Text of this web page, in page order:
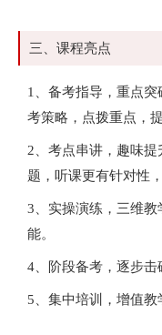
三、课程亮点
1、备考指导，重点
考策略，点拨重点，
2、考点串讲，趣味
题，听课更有针对性
3、实操演练，三维
能。
4、阶段备考，逐步击
5、集中培训，增值教